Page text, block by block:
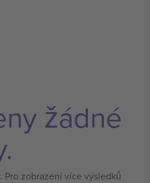
žádné
zobrazení více výsledků